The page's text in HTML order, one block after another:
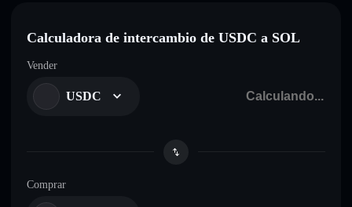
Calculadora de intercambio de USDC a SOL
Vender
USDC
Comprar